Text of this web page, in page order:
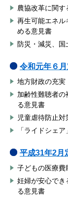
農協改革に関す
再生可能エネル
める意見書
防災・減災、
令和元年６
地方財政の充実
加齢性難聴者
る意見書
児童虐待防止
「ライドシェ
平成31年2月
子どもの医療費
妊婦が安心でき
る意見書